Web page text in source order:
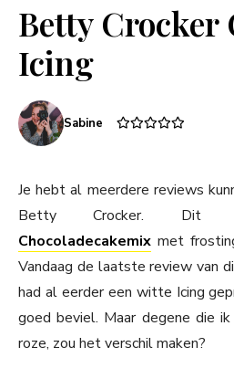
Betty Crocker
Icing
Sabine
Je hebt al meerdere reviews
Betty Crocker. Dit
Chocoladecakemix met
Vandaag de laatste review van
had al eerder een witte Icing
goed beviel. Maar degene die
roze, zou het verschil maken?